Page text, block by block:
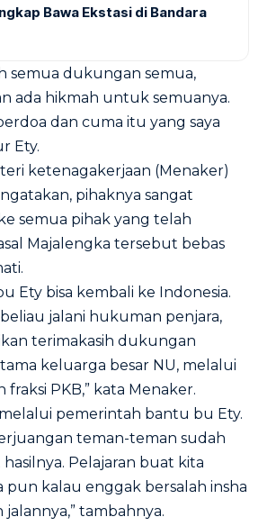
Bawa Ekstasi di Bandara
semua dukungan semua,
ada hikmah untuk semuanya.
dan cuma itu yang saya
Ety.
ketenagakerjaan (Menaker)
pihaknya sangat
semua pihak yang telah
Majalengka tersebut bebas
Ety bisa kembali ke Indonesia.
jalani hukuman penjara,
terimakasih dukungan
keluarga besar NU, melalui
PKB,” kata Menaker.
melalui pemerintah bantu bu Ety.
teman-teman sudah
Pelajaran buat kita
pun kalau enggak bersalah insha
tambahnya.